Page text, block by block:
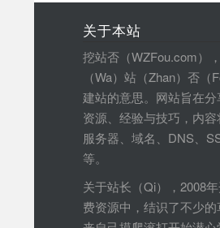
关于本站
挖站否（WZFou.com）
（Wa）站（Zhan）否（
建站的意思。网站旨在分
资源、经验与技巧，内容
服务器、域名、DNS、
等。
关于站长（Qi），2008
费资源中，结识了不少